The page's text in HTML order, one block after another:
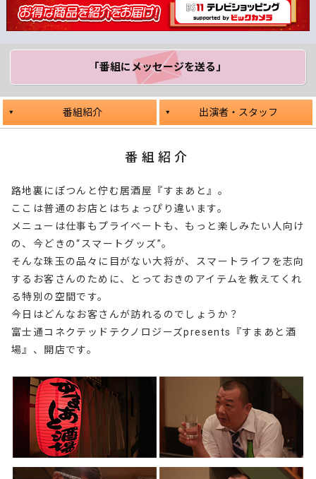
「番組にメッセージを送る」
番組紹介 出演者・スタッフ
番組紹介
路地裏にぽつんと佇む居酒屋『すまあと』。
ここは普通のお店とはちょっぴり違います。
メニューは仕事もプライベートも、もっと楽しみたい人向け
の、今どきの“スマートグッズ”。
そんな珠玉の品々に目がない大将が、スマートライフを志向
するお客さんのために、とっておきのアイテムを教えてくれ
る特別の空間です。
今日はどんなお客さんが訪れるのでしょうか？
富士通コネクテッドテクノロジーズpresents『すまあと酒
場』、開店です。